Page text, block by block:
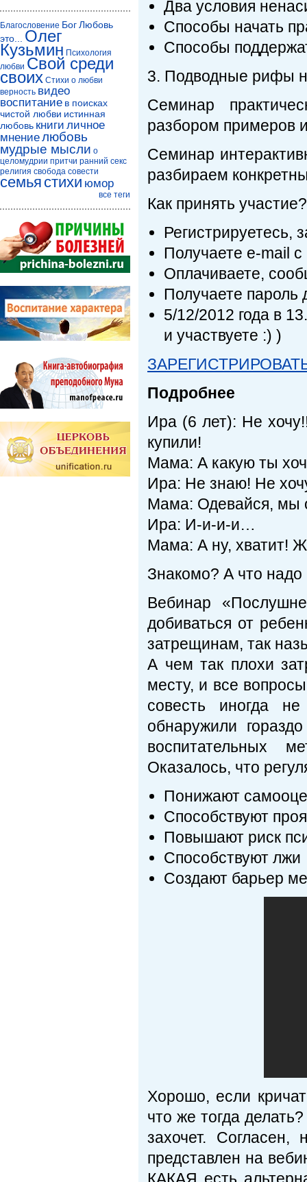
Два условия
Способы начать
Способы
3. Подводные рифы
Семинар
разбором примеров
Семинар
разбираем
Как принять участие?
Регистрируетесь,
Получаете e-mail
Оплачиваете,
Получаете пароль
5/12/2012 года в
и участвуете :) )
Подробнее
Ира (6 лет): Не
купили!
Мама: А какую ты
Ира: Не знаю! Не
Мама: Одевайся, мы
Ира: И-и-и-и…
Мама: А ну, хватит!
Знакомо? А что
Вебинар
добиваться от
затрещинам, так
А чем так плохи
месту, и все
совесть иногда
обнаружили
воспитательных
Оказалось, что
Понижают
Способствуют
Повышают риск
Способствуют лжи
Создают барьер
Хорошо, если
что же тогда
захочет. Согласен,
представлен на
Благословение БогЛюбовь
это...
Олег
Кузьмин Психология
любви Свой среди
своих Стихи о любви
верность видео
воспитание в поисках
чистой любви истинная
любовь книги личное
мнениелюбовь
мудрые мысли о
целомудрии притчи ранний секс
религия свобода совести
семья стихи юмор
все теги